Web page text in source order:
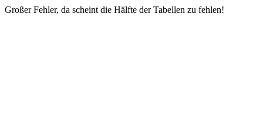
Großer Fehler, da scheint die Hälfte der Tabellen zu fehlen!